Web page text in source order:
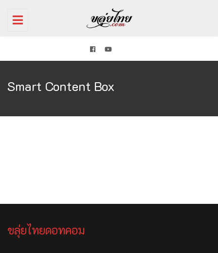
Toggle
Smart Content Box
ขลุ่ยไทยดอทคอม